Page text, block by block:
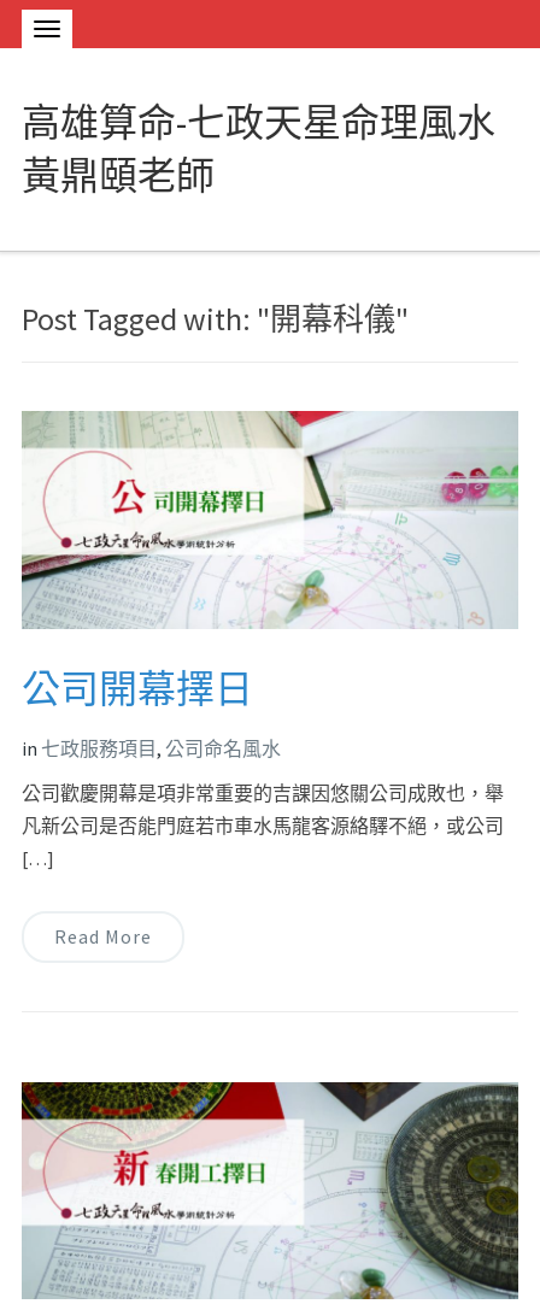
高雄算命-七政天星命理風水
黃鼎頤老師
Post Tagged with: "開幕科儀"
公司開幕擇日
in 七政服務項目, 公司命名風水
公司歡慶開幕是項非常重要的吉課因悠關公司成敗也，舉
凡新公司是否能門庭若市車水馬龍客源絡驛不絕，或公司
[…]
Read More